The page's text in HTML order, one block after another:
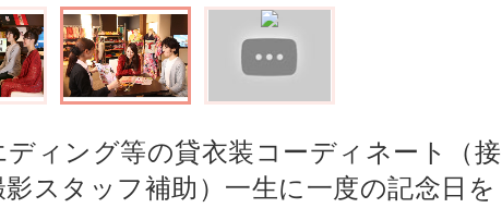
ディング等の貸衣装コーディネート（接
スタッフ補助）一生に一度の記念日を